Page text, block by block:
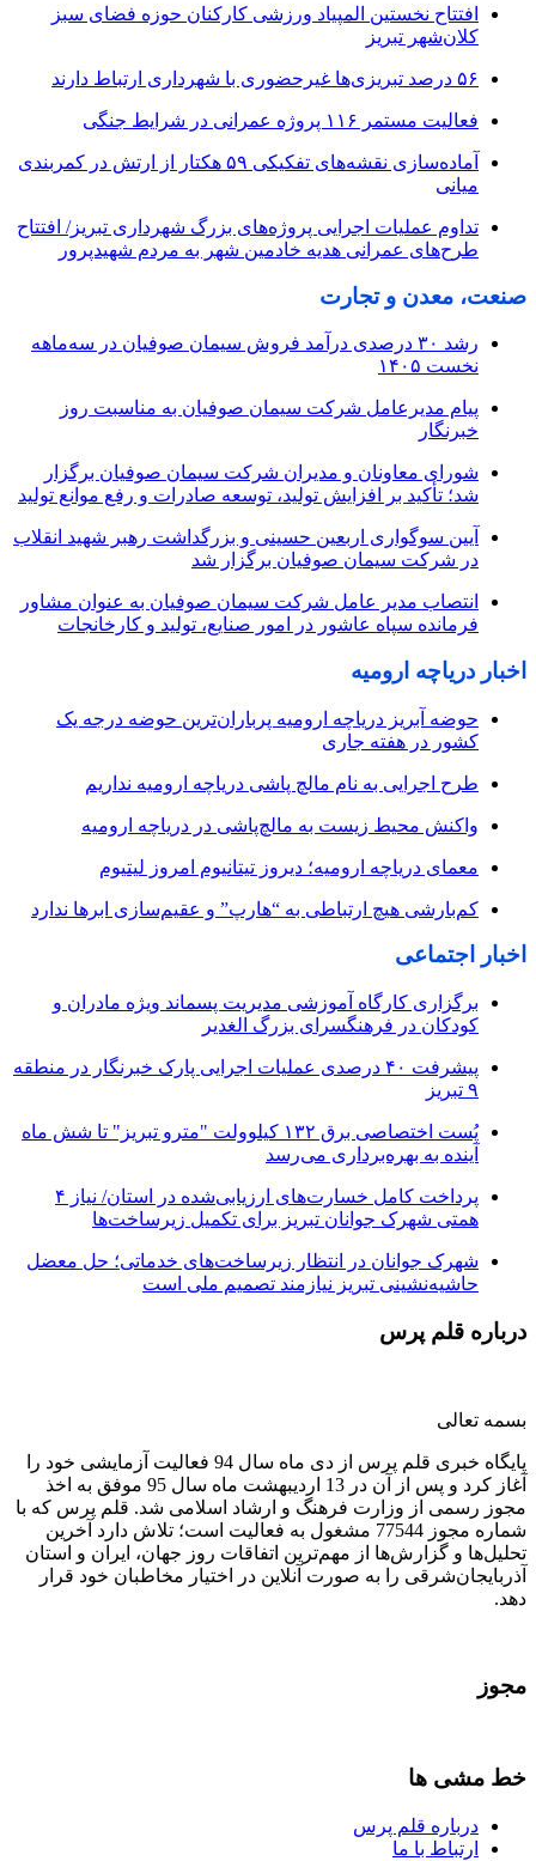
افتتاح نخستین المپیاد ورزشی کارکنان حوزه فضای سبز
کلان‌شهر تبریز
۵۶ درصد تبریزی‌ها غیرحضوری با شهرداری ارتباط دارند
فعالیت مستمر ۱۱۶ پروژه عمرانی در شرایط جنگی
آماده‌سازی نقشه‌های تفکیکی ۵۹ هکتار از ارتش در کمربندی
میانی
تداوم عملیات اجرایی پروژه‌های بزرگ شهرداری تبریز/ افتتاح
طرح‌های عمرانی هدیه خادمین شهر به مردم شهیدپرور
صنعت، معدن و تجارت
رشد ۳۰ درصدی درآمد فروش سیمان صوفیان در سه‌ماهه
نخست ۱۴۰۵
پیام مدیرعامل شرکت سیمان صوفیان به مناسبت روز
خبرنگار
شورای معاونان و مدیران شرکت سیمان صوفیان برگزار
شد؛ تأکید بر افزایش تولید، توسعه صادرات و رفع موانع تولید
آیین سوگواری اربعین حسینی و بزرگداشت رهبر شهید انقلاب
در شرکت سیمان صوفیان برگزار شد
انتصاب مدیر عامل شرکت سیمان صوفیان به عنوان مشاور
فرمانده سپاه عاشور در امور صنایع، تولید و کارخانجات
اخبار دریاچه ارومیه
حوضه آبریز دریاچه ارومیه پرباران‌ترین حوضه‌ درجه یک
کشور در هفته جاری
طرح اجرایی به نام مالچ پاشی دریاچه ارومیه نداریم
واکنش محیط زیست به مالچ‌پاشی در دریاچه ارومیه
معمای دریاچه ارومیه؛ دیروز تیتانیوم امروز لیتیوم
کم‌بارشی هیچ ارتباطی به “هارپ” و عقیم‌سازی ابرها ندارد
اخبار اجتماعی
برگزاری کارگاه آموزشی مدیریت پسماند ویژه مادران و
کودکان در فرهنگسرای بزرگ الغدیر
پیشرفت ۴۰ درصدی عملیات اجرایی پارک خبرنگار در منطقه
۹ تبریز
پُست اختصاصی برق ۱۳۲ کیلوولت "مترو تبریز" تا شش ماه
آینده به بهره‌برداری می‌رسد
پرداخت کامل خسارت‌های ارزیابی‌شده در استان/ نیاز ۴
همتی شهرک جوانان تبریز برای تکمیل زیرساخت‌ها
شهرک جوانان در انتظار زیرساخت‌های خدماتی؛ حل معضل
حاشیه‌نشینی تبریز نیازمند تصمیم ملی است
درباره قلم پرس
بسمه تعالی
پایگاه خبری قلم پرس از دی ماه سال 94 فعالیت آزمایشی خود را
آغاز کرد و پس از آن در 13 اردیبهشت ماه سال 95 موفق به اخذ
مجوز رسمی از وزارت فرهنگ و ارشاد اسلامی شد. قلم پرس که با
شماره مجوز 77544 مشغول به فعالیت است؛ تلاش دارد آخرین
تحلیل‌ها و گزارش‌ها از مهم‌ترین اتفاقات روز جهان، ایران و استان
آذربایجان‌شرقی را به صورت آنلاین در اختیار مخاطبان خود قرار
دهد.
مجوز
خط مشی ها
درباره قلم پرس
ارتباط با ما